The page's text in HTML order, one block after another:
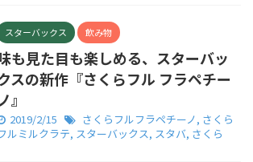
スターバックス 飲み物
も見た目も楽しめる、スターバッ
スの新作『さくらフル フラペチー
』
2019/2/15 さくらフルフラペチーノ, さくら
ルミルクラテ, スターバックス, スタバ, さくら